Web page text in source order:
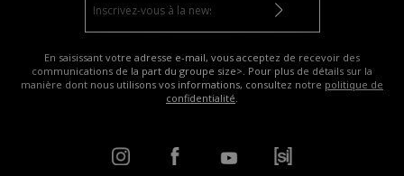
En saisissant votre adresse e-mail, vous acceptez de recevoir des
communications de la part du groupe size>. Pour plus de détails sur la
manière dont nous utilisons vos informations, consultez notre politique de
confidentialité.